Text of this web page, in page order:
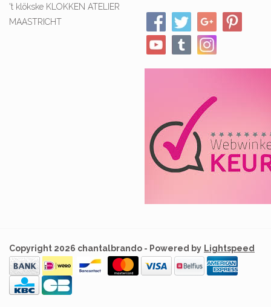
't klökske KLOKKEN ATELIER
MAASTRICHT
Copyright 2026 chantalbrando - Powered by Lightspeed